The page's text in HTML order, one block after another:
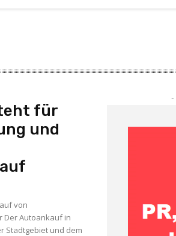
für
und
von
Der Autoankauf in
Stadtgebiet und dem
-